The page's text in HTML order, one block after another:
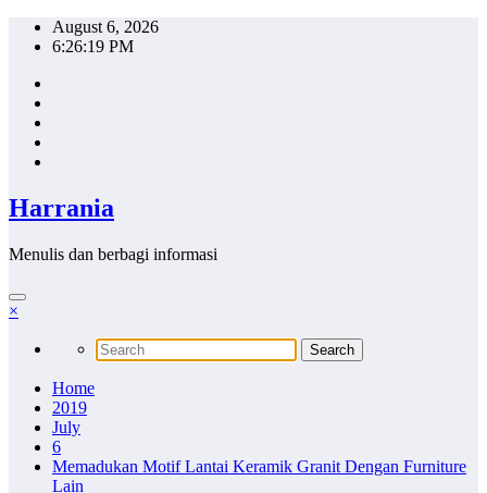
Skip
August 6, 2026
6:26:20 PM
Harrania
Menulis dan berbagi informasi
×
Home
2019
July
6
Memadukan Motif Lantai Keramik Granit Dengan Furniture
Lain